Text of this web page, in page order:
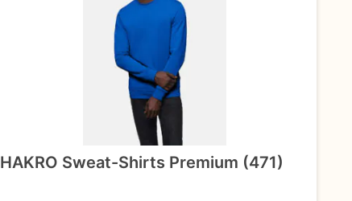
HAKRO Sweat-Shirts Premium (471)